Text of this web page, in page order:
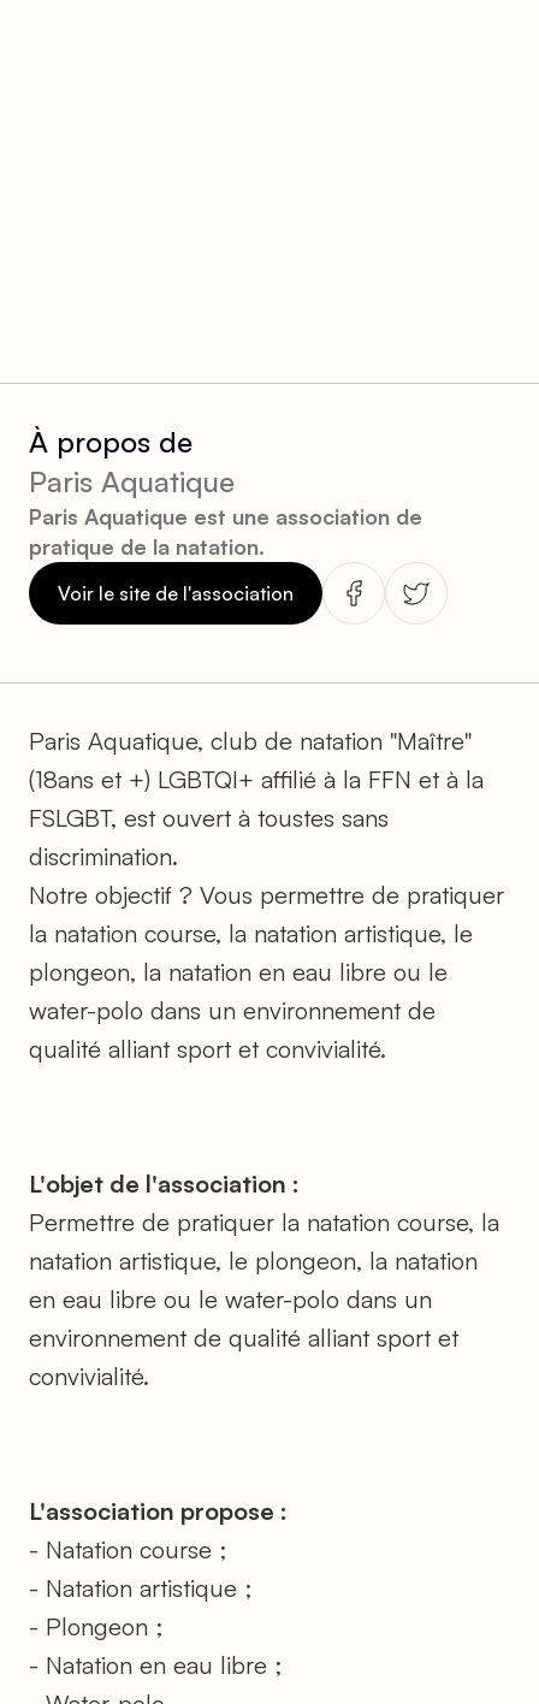
À propos de
Paris Aquatique
Paris Aquatique est une association de
pratique de la natation.
Voir le site de l'association
Paris Aquatique, club de natation "Maître"
(18ans et +) LGBTQI+ affilié à la FFN et à la
FSLGBT, est ouvert à toustes sans
discrimination.
Notre objectif ? Vous permettre de pratiquer
la natation course, la natation artistique, le
plongeon, la natation en eau libre ou le
water-polo dans un environnement de
qualité alliant sport et convivialité.
L'objet de l'association :
Permettre de pratiquer la natation course, la
natation artistique, le plongeon, la natation
en eau libre ou le water-polo dans un
environnement de qualité alliant sport et
convivialité.
L'association propose :
- Natation course ;
- Natation artistique ;
- Plongeon ;
- Natation en eau libre ;